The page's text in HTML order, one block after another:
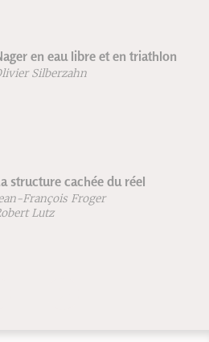
en eau libre et en triathlon
Silberzahn
structure cachée du réel
François Froger
Lutz